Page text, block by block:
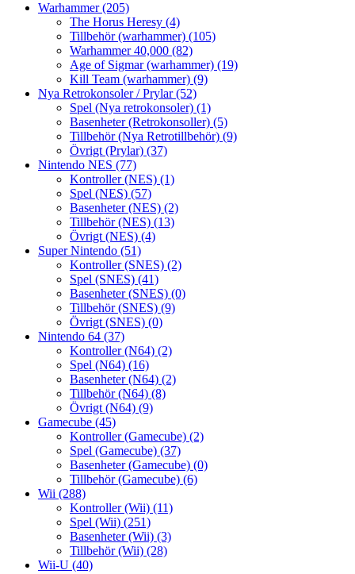
Warhammer(205)
The Horus Heresy (4)
Tillbehör (warhammer) (105)
Warhammer 40,000 (82)
Age of Sigmar (warhammer) (19)
Kill Team (warhammer) (9)
Nya Retrokonsoler / Prylar(52)
Spel (Nya retrokonsoler) (1)
Basenheter (Retrokonsoller) (5)
Tillbehör (Nya Retrotillbehör) (9)
Övrigt (Prylar) (37)
Nintendo NES (77)
Kontroller (NES) (1)
Spel (NES) (57)
Basenheter (NES) (2)
Tillbehör (NES) (13)
Övrigt (NES) (4)
Super Nintendo (51)
Kontroller (SNES) (2)
Spel (SNES) (41)
Basenheter (SNES) (0)
Tillbehör (SNES) (9)
Övrigt (SNES) (0)
Nintendo 64 (37)
Kontroller (N64) (2)
Spel (N64) (16)
Basenheter (N64) (2)
Tillbehör (N64) (8)
Övrigt (N64) (9)
Gamecube (45)
Kontroller (Gamecube) (2)
Spel (Gamecube) (37)
Basenheter (Gamecube) (0)
Tillbehör (Gamecube) (6)
Wii (288)
Kontroller (Wii) (11)
Spel (Wii) (251)
Basenheter (Wii) (3)
Tillbehör (Wii) (28)
Wii-U (40)